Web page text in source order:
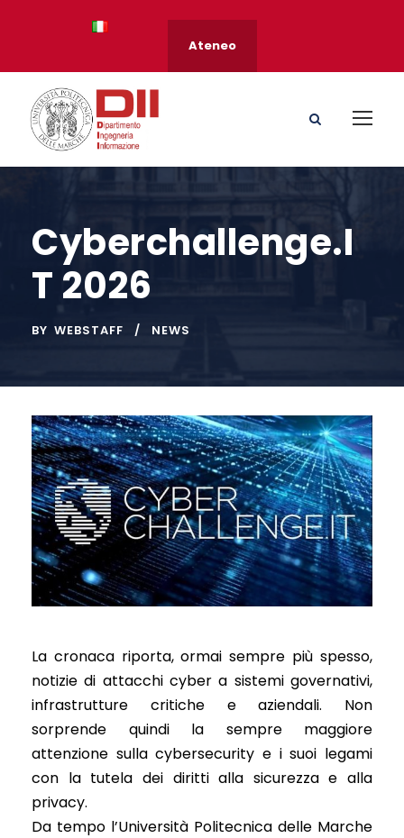
Ateneo
Cyberchallenge.I
T 2026
BY WEBSTAFF NEWS
La cronaca riporta, ormai sempre più spesso,
notizie di attacchi cyber a sistemi governativi,
infrastrutture critiche e aziendali. Non
sorprende quindi la sempre maggiore
attenzione sulla cybersecurity e i suoi legami
con la tutela dei diritti alla sicurezza e alla
privacy.
Da tempo l’Università Politecnica delle Marche